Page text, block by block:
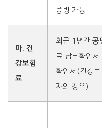
증빙 가능
마. 건
강보험
료
최근 1년간 공
료 납부확인서
확인서(건강보
자의 경우)